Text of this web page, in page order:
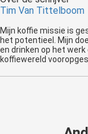
Tim Van Tittelboom
Mijn koffie missie is
het potentieel. Mijn
en drinken op het
koffiewereld